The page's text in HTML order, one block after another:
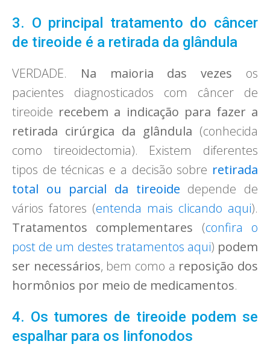
3. O principal tratamento do câncer
de tireoide é a retirada da glândula
VERDADE. Na maioria das vezes os
pacientes diagnosticados com câncer de
tireoide recebem a indicação para fazer a
retirada cirúrgica da glândula (conhecida
como tireoidectomia). Existem diferentes
tipos de técnicas e a decisão sobre retirada
total ou parcial da tireoide depende de
vários fatores (entenda mais clicando aqui).
Tratamentos complementares (confira o
post de um destes tratamentos aqui) podem
ser necessários, bem como a reposição dos
hormônios por meio de medicamentos.
4. Os tumores de tireoide podem se
espalhar para os linfonodos